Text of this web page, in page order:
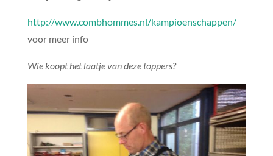
http://www.combhommes.nl/kampioenschappen/
voor meer info
Wie koopt het laatje van deze toppers?